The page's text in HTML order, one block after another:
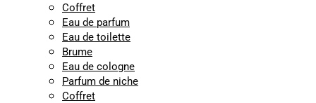
Coffret
Eau de parfum
Eau de toilette
Brume
Eau de cologne
Parfum de niche
Coffret